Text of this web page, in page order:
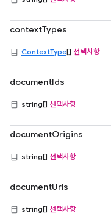
contextTypes
ContextType[] 선택사항
documentIds
string[] 선택사항
documentOrigins
string[] 선택사항
documentUrls
string[] 선택사항